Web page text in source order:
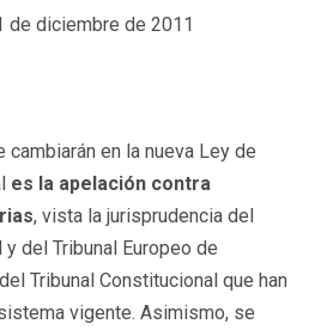
de diciembre de 2011
en la nueva Ley de
es la apelación contra
, vista la jurisprudencia del
del Tribunal Europeo de
Tribunal Constitucional que han
vigente. Asimismo, se